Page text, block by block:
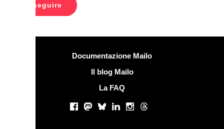
Documentazione Mailo
Il blog Mailo
MastodonBluesky
LinkedInInstagram
Threads